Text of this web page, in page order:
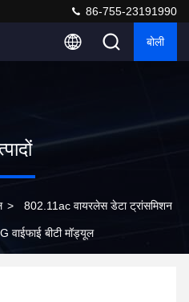
86-755-23191990
बोली
> 802.11ac वायरलेस डेटा ट्रांसमिशन
बीटी मॉड्यूल